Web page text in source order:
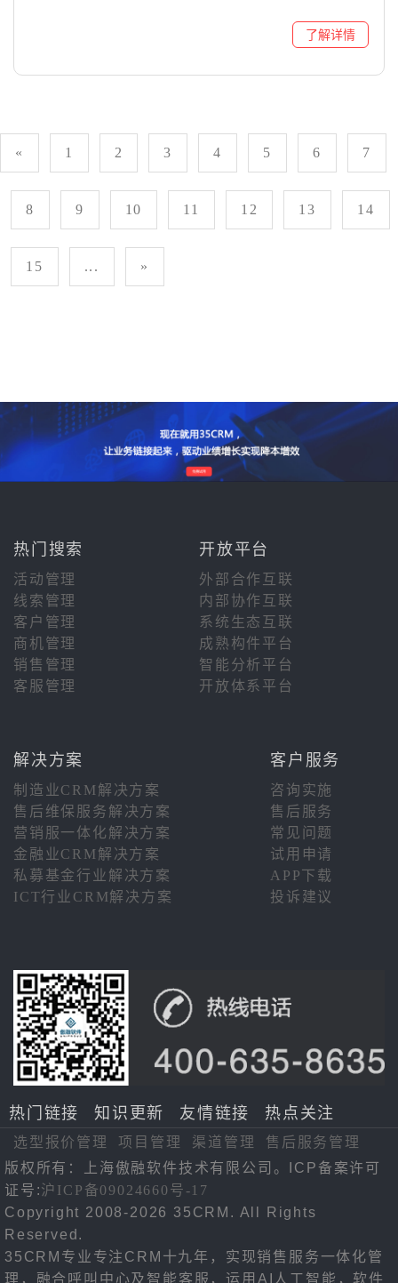
« 1 2 3 4 5 6 7
8 9 10 11 12 13 14
15 ... »
热门搜索 开放平台
活动管理
外部合作互联
线索管理
内部协作互联
客户管理
系统生态互联
商机管理
成熟构件平台
销售管理
智能分析平台
客服管理
开放体系平台
解决方案 客户服务
制造业CRM解决方案
咨询实施
售后维保服务解决方案
售后服务
营销服一体化解决方案
常见问题
金融业CRM解决方案
试用申请
私募基金行业解决方案
APP下载
ICT行业CRM解决方案
投诉建议
热门链接 知识更新 友情链接 热点关注
选型报价管理 项目管理 渠道管理
售后服务管理
版权所有：上海傲融软件技术有限公司。ICP备案许可
证号:沪ICP备09024660号-17
Copyright 2008-2026 35CRM. All Rights
Reserved.
35CRM专业专注CRM十九年，实现销售服务一体化管
理，融合呼叫中心及智能客服，运用AI人工智能，软件